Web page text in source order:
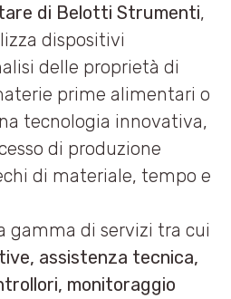
di Belotti Strumenti,
dispositivi
delle proprietà di
prime alimentari o
tecnologia innovativa,
di produzione
di materiale, tempo e
gamma di servizi tra cui
assistenza tecnica,
monitoraggio